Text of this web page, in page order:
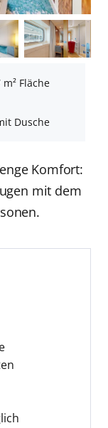
m² Fläche
Dusche
Komfort:
mit dem